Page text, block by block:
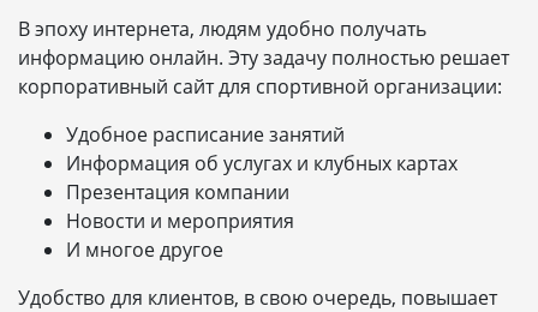
В эпоху интернета, людям удобно получать
информацию онлайн. Эту задачу полностью решает
корпоративный сайт для спортивной организации:
Удобное расписание занятий
Информация об услугах и клубных картах
Презентация компании
Новости и мероприятия
И многое другое
Удобство для клиентов, в свою очередь, повышает